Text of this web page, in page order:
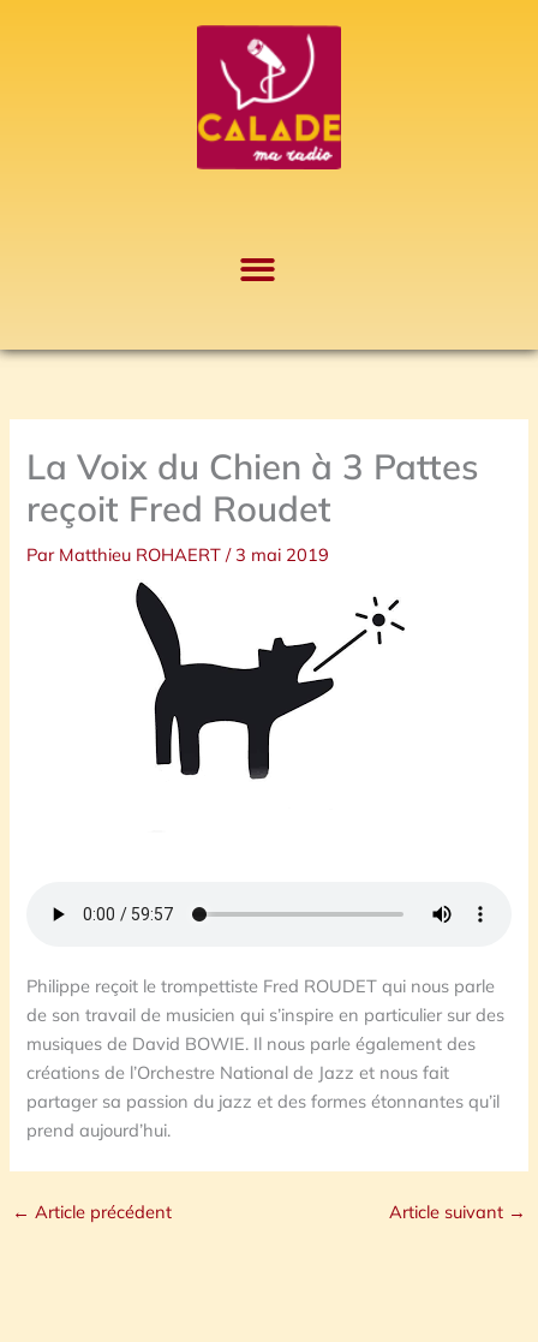
La Voix du Chien à 3 Pattes
reçoit Fred Roudet
Par Matthieu ROHAERT/ 3 mai 2019
Philippe reçoit le trompettiste Fred ROUDET qui nous parle
de son travail de musicien qui s’inspire en particulier sur des
musiques de David BOWIE. Il nous parle également des
créations de l’Orchestre National de Jazz et nous fait
partager sa passion du jazz et des formes étonnantes qu’il
prend aujourd’hui.
← Article précédent Article suivant →